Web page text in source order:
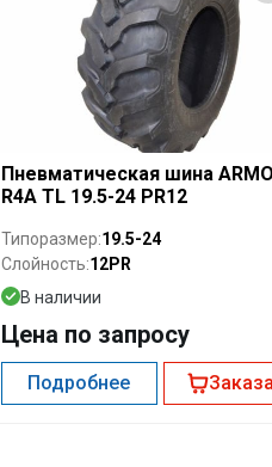
Пневматическая шина
R4A TL 19.5-24 PR12
Типоразмер:19.5-24
Слойность:12PR
В наличии
Цена по запросу
Подробнее